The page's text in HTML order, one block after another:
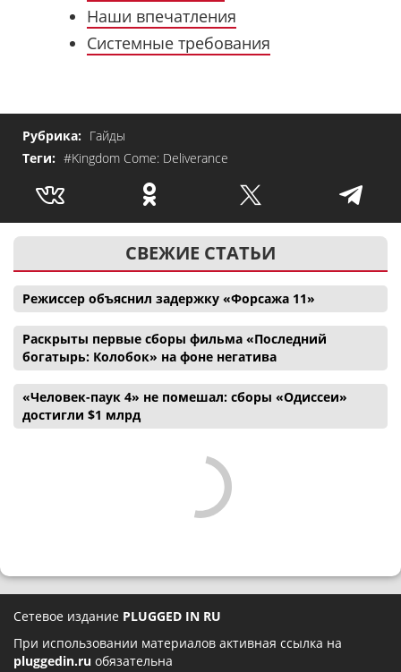
Наши впечатления
Системные требования
Рубрика: Гайды
Теги: #Kingdom Come: Deliverance
СВЕЖИЕ СТАТЬИ
Режиссер объяснил задержку «Форсажа 11»
Раскрыты первые сборы фильма «Последний
богатырь: Колобок» на фоне негатива
«Человек-паук 4» не помешал: сборы «Одиссеи»
достигли $1 млрд
Сетевое издание PLUGGED IN RU
При использовании материалов активная ссылка на
pluggedin.ru обязательна